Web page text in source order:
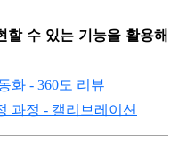
할 수 있는 기능을 활용해
화 - 360도 리뷰
과정 - 캘리브레이션